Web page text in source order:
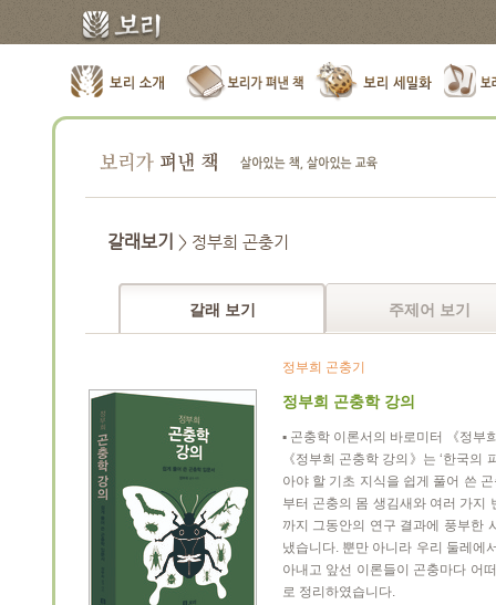
갈래보기 > 정부희 곤충기
갈래 보기 주제어 보기
정부희 곤충기
정부희 곤충학 강의
▪ 곤충학 이론서의 바로미터 《정부
《정부희 곤충학 강의》는 ‘한국의
아야 할 기초 지식을 쉽게 풀어 쓴
부터 곤충의 몸 생김새와 여러 가지
까지 그동안의 연구 결과에 풍부한
냈습니다. 뿐만 아니라 우리 둘레에
아내고 앞선 이론들이 곤충마다 어
로 정리하였습니다.